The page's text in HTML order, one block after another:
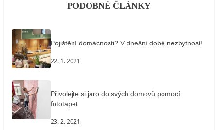
PODOBNÉ ČLÁNKY
Pojištění domácnosti? V dnešní době nezbytnost!
22. 1. 2021
Přivolejte si jaro do svých domovů pomocí
fototapet
23. 2. 2021